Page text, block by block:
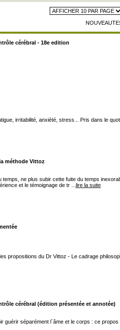
cérébral - 18e edition
irritabilité, anxiété, stress... Pris dans le
méthode Vittoz
ne plus subir cette fuite du temps
et le témoignage de tr ... lire la suite
propositions du Dr Vittoz - Le cadrage
cérébral (édition présentée et annotée)
guérir séparément l´âme et le corps : ce